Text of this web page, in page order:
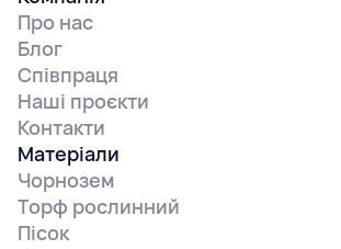
Про нас
Блог
Співпраця
Наші проєкти
Контакти
Матеріали
Чорнозем
Торф рослинний
Пісок